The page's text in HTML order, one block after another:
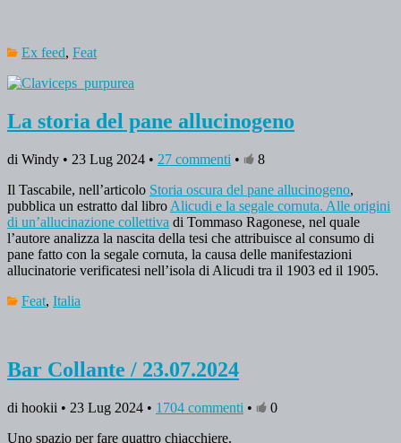
Ex feed, Feat
La storia del pane allucinogeno
di Windy • 23 Lug 2024 • 27 commenti •
8
Il Tascabile, nell’articolo Storia oscura del pane allucinogeno,
pubblica un estratto dal libro Alicudi e la segale cornuta. Alle origini
di un’allucinazione collettiva di Tommaso Ragonese, nel quale
l’autore analizza la nascita della tesi che attribuisce al consumo di
pane fatto con la segale cornuta, la causa delle manifestazioni
allucinatorie verificatesi nell’isola di Alicudi tra il 1903 ed il 1905.
Feat, Italia
Bar Collante / 23.07.2024
di hookii • 23 Lug 2024 • 1704 commenti •
0
Uno spazio per fare quattro chiacchiere.